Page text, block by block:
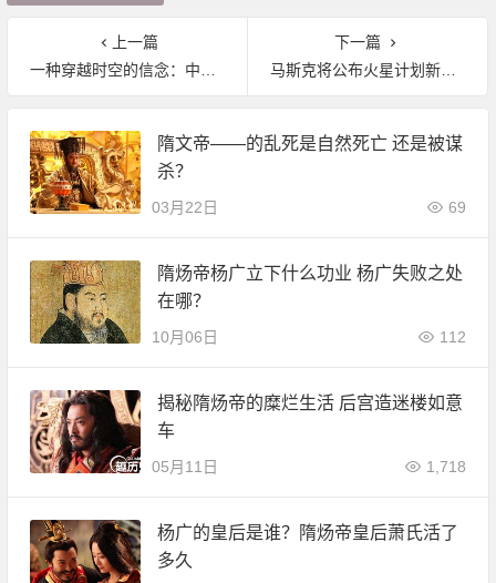
上一篇
一种穿越时空的信念：中共五大对从严治党的探索
下一篇
马斯克将公布火星计划新动向：修改飞船尺寸
隋文帝——的乱死是自然死亡 还是被谋
杀？
03月22日 69
隋炀帝杨广立下什么功业 杨广失败之处
在哪？
10月06日 112
揭秘隋炀帝的糜烂生活 后宫造迷楼如意
车
05月11日 1,718
杨广的皇后是谁？隋炀帝皇后萧氏活了
多久